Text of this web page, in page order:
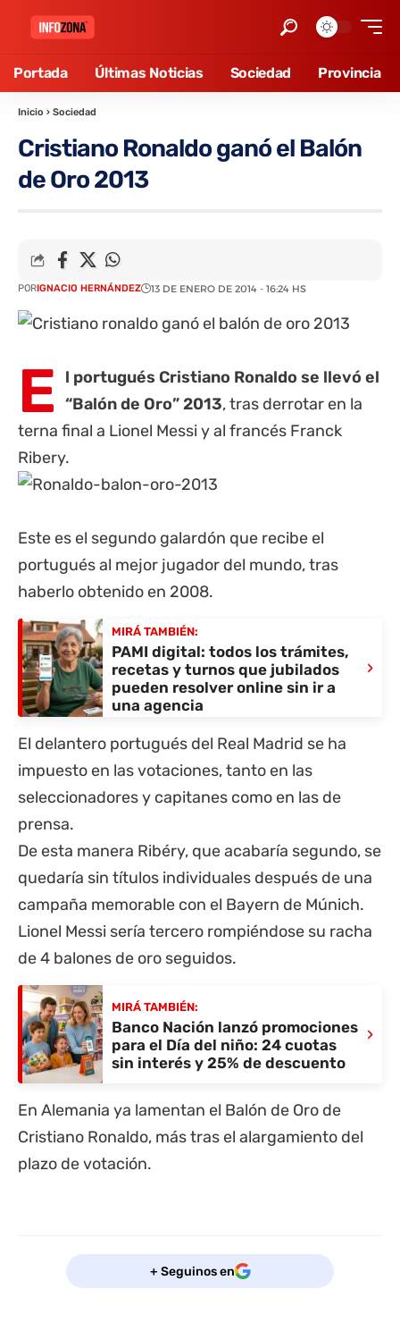
Portada Últimas Noticias Sociedad Provincia
Inicio › Sociedad
Cristiano Ronaldo ganó el Balón
de Oro 2013
PORIGNACIO HERNÁNDEZ 13 DE ENERO DE 2014 - 16:24 HS
E
l portugués Cristiano Ronaldo se llevó el
“Balón de Oro” 2013, tras derrotar en la
terna final a Lionel Messi y al francés Franck
Ribery.
Este es el segundo galardón que recibe el
portugués al mejor jugador del mundo, tras
haberlo obtenido en 2008.
MIRÁ TAMBIÉN:
PAMI digital: todos los trámites,
recetas y turnos que jubilados
pueden resolver online sin ir a
una agencia
›
El delantero portugués del Real Madrid se ha
impuesto en las votaciones, tanto en las
seleccionadores y capitanes como en las de
prensa.
De esta manera Ribéry, que acabaría segundo, se
quedaría sin títulos individuales después de una
campaña memorable con el Bayern de Múnich.
Lionel Messi sería tercero rompiéndose su racha
de 4 balones de oro seguidos.
MIRÁ TAMBIÉN:
Banco Nación lanzó promociones
para el Día del niño: 24 cuotas
sin interés y 25% de descuento
›
En Alemania ya lamentan el Balón de Oro de
Cristiano Ronaldo, más tras el alargamiento del
plazo de votación.
+ Seguinos en